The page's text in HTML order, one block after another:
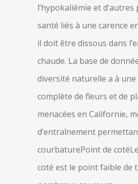
l’hypokaliémie et
santé liés à une carence
il doit être dissous dans
chaude. La base de
diversité naturelle a à une
complète de fleurs et de
menacées en Californie,
d’entraînement
courbaturePoint de
coté est le point faible de